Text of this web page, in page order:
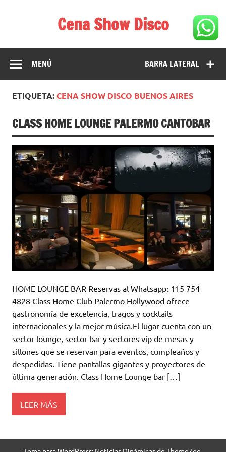
Cena Show Disco
Cena Show Disco – DISCO CENA SHOW GUIA DE
RESTAURANTES
BARRA LATERAL
MENÚ
ETIQUETA:CENA SHOW DISCO BUENOS AIRES
CLASS HOME LOUNGE PALERMO CANTOBAR
HOME LOUNGE BAR Reservas al Whatsapp: 115 754
4828 Class Home Club Palermo Hollywood ofrece
gastronomía de excelencia, tragos y cocktails
internacionales y la mejor música.El lugar cuenta con un
sector lounge, sector bar y sectores vip de mesas y
sillones que se reservan para eventos, cumpleaños y
despedidas. Tiene pantallas gigantes y proyectores de
última generación. Class Home Lounge bar […]
LEER MÁS